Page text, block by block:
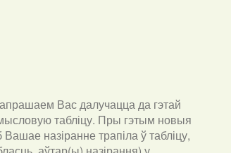
Вас далучацца да гэтай
табліцу. Пры гэтым новыя
назіранне трапіла ў табліцу,